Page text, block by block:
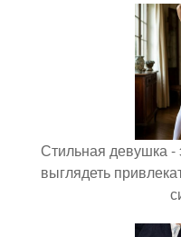
Стильная девушка -
выглядеть